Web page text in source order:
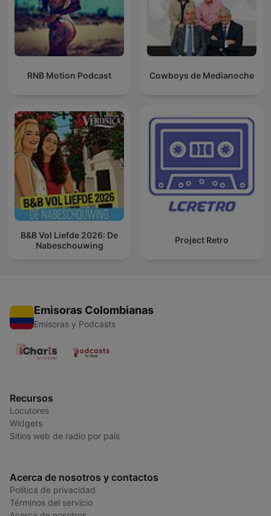
RNB Motion Podcast Cowboys de Medianoche
B&B Vol Liefde 2026: De
Nabeschouwing
Project Retro
Emisoras Colombianas
Emisoras y Podcasts
Recursos
Locutores
Widgets
Sitios web de radio por país
Acerca de nosotros y contactos
Política de privacidad
Términos del servicio